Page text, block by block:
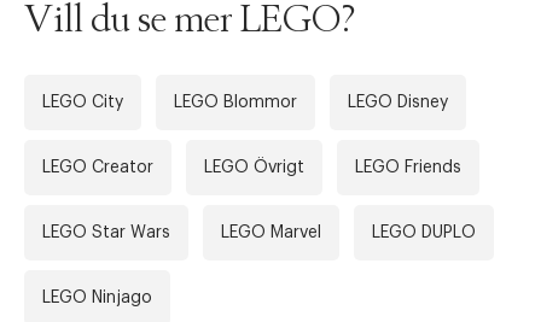
Vill du se mer LEGO?
LEGO City LEGO Blommor LEGO Disney
LEGO Creator LEGO Övrigt LEGO Friends
LEGO Star Wars LEGO Marvel LEGO DUPLO
LEGO Ninjago